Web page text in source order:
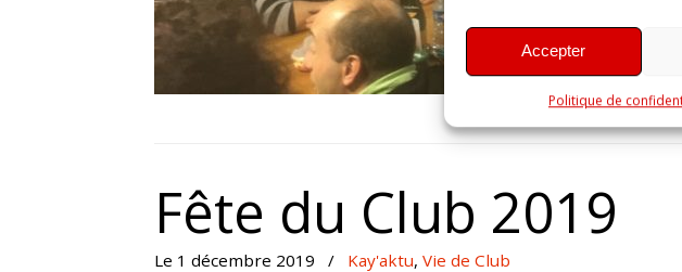
Accepter
Politique de
Fête du Club 2019
Le 1 décembre 2019 / Kay'aktu, Vie de Club